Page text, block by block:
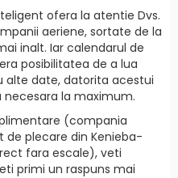
ofera la atentie Dvs.
aeriene, sortate de la
inalt. Iar calendarul de
posibilitatea de a lua
alte date, datorita acestui
la maximum.
(compania
plecare din Kenieba-
fara escale), veti
primi un raspuns mai